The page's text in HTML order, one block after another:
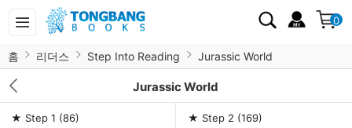
0
홈 리더스 Step Into Reading Jurassic World
Jurassic World
★ Step 1 (86) ★ Step 2 (169)